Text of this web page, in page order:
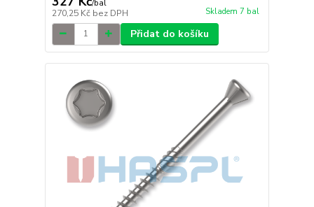
/bal
270,25 Kč bez DPH Skladem 7 bal
Přidat do košíku